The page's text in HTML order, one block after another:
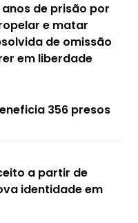
de prisão por
e matar
de omissão
em liberdade
356 presos
a partir de
identidade em